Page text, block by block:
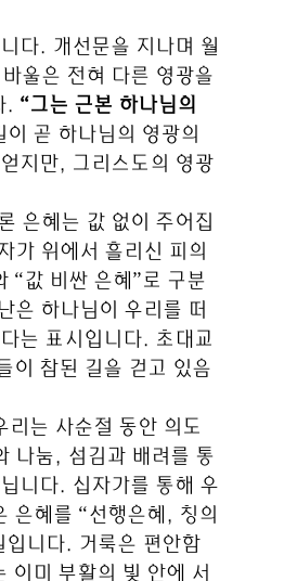
다. 개선문을 지나며 월
울은 전혀 다른 영광을
. “그는 근본 하나님의
곧 하나님의 영광의
지만, 그리스도의 영광
은혜는 값 없이 주어집
가 위에서 흘리신 피의
“값 비싼 은혜”로 구분
은 하나님이 우리를 떠
는 표시입니다. 초대교
이 참된 길을 걷고 있음
는 사순절 동안 의도
나눔, 섬김과 배려를 통
니다. 십자가를 통해 우
은혜를 “선행은혜, 칭의
니다. 거룩은 편안함
이미 부활의 빛 안에 서